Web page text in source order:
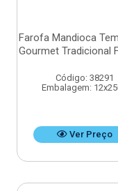
Farofa Mandioca
Gourmet Tradicional
Código: 38291
Embalagem:
Ver Preço